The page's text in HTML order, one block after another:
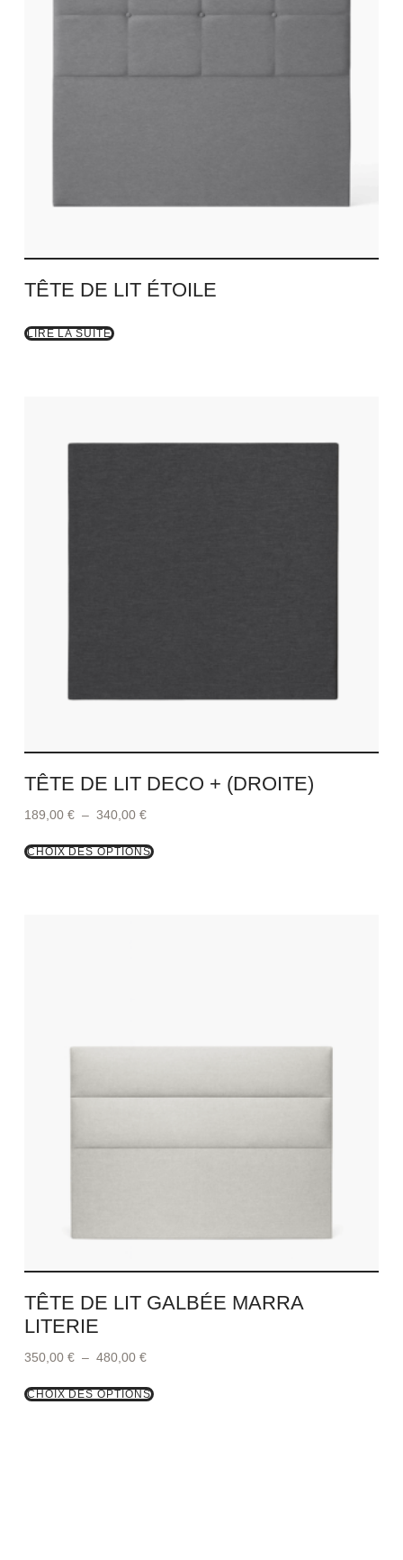
TÊTE DE LIT ÉTOILE
LIRE LA SUITE
TÊTE DE LIT DECO + (DROITE)
189,00 € – 340,00 €
CHOIX DES OPTIONS
TÊTE DE LIT GALBÉE MARRA
LITERIE
350,00 € – 480,00 €
CHOIX DES OPTIONS